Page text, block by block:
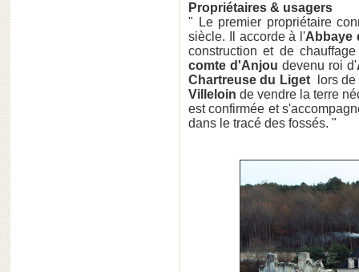
Propriétaires & usagers
" Le premier propriétaire
siècle. Il accorde à l'Abbaye
construction et de
comte d'Anjou devenu roi d'
Chartreuse du Ligetlors de
Villeloin de vendre la terre
est confirmée et
dans le tracé des fossés. "